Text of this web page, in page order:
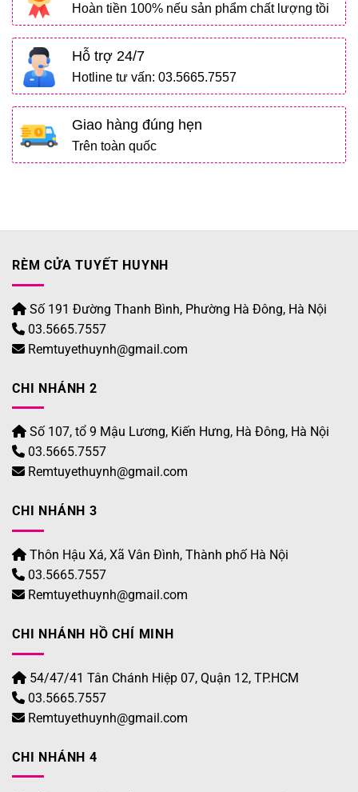
Hoàn tiền 100% nếu sản phẩm chất lượng tồi
Hỗ trợ 24/7
Hotline tư vấn: 03.5665.7557
Giao hàng đúng hẹn
Trên toàn quốc
RÈM CỬA TUYẾT HUYNH
Số 191 Đường Thanh Bình, Phường Hà Đông, Hà Nội
03.5665.7557
Remtuyethuynh@gmail.com
CHI NHÁNH 2
Số 107, tổ 9 Mậu Lương, Kiến Hưng, Hà Đông, Hà Nội
03.5665.7557
Remtuyethuynh@gmail.com
CHI NHÁNH 3
Thôn Hậu Xá, Xã Vân Đình, Thành phố Hà Nội
03.5665.7557
Remtuyethuynh@gmail.com
CHI NHÁNH HỒ CHÍ MINH
54/47/41 Tân Chánh Hiệp 07, Quận 12, TP.HCM
03.5665.7557
Remtuyethuynh@gmail.com
CHI NHÁNH 4